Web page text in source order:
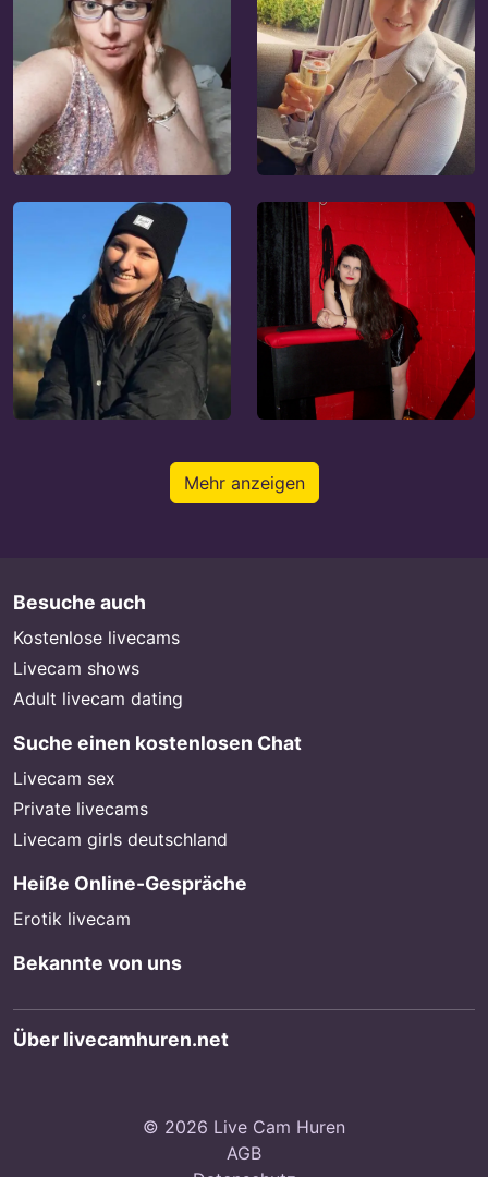
Mehr anzeigen
Besuche auch
Kostenlose livecams
Livecam shows
Adult livecam dating
Suche einen kostenlosen Chat
Livecam sex
Private livecams
Livecam girls deutschland
Heiße Online-Gespräche
Erotik livecam
Bekannte von uns
Über livecamhuren.net
© 2026 Live Cam Huren
AGB